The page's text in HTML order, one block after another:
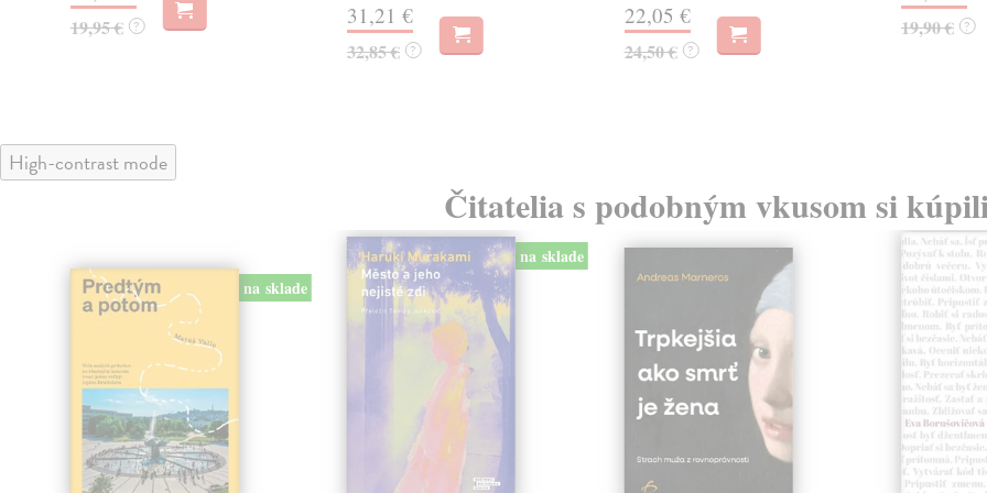
19,95 € ? 31,21 €
32,85 € ?
22,05 €
24,50 € ?
19,90 € ?
High-contrast mode
Čitatelia s podobným vkusom si
na sklade
na sklade